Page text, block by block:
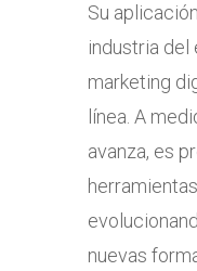
Su
industria del
marketing
línea. A
avanza, es
nuevas